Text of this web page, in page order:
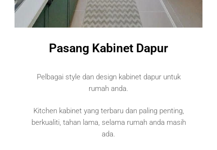
Pasang Kabinet Dapur
Pelbagai style dan design kabinet dapur untuk
rumah anda.
Kitchen kabinet yang terbaru dan paling penting,
berkualiti, tahan lama, selama rumah anda masih
ada.